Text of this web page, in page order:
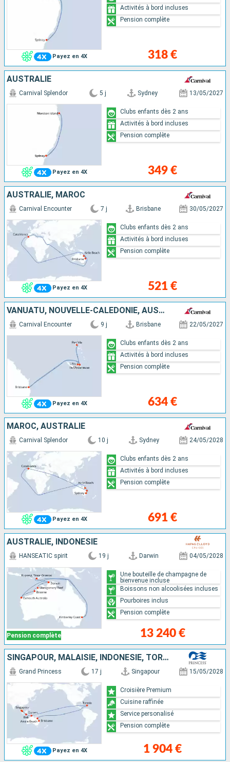
Payez en 4X 318 €
Activités à bord incluses
Pension complète
AUSTRALIE
Payez en 4X
Carnival Splendor 5 j Sydney 13/05/2027
349 €
Clubs enfants dès 2 ans
Activités à bord incluses
Pension complète
AUSTRALIE, MAROC
Payez en 4X
Carnival Encounter 7 j Brisbane 30/05/2027
521 €
Clubs enfants dès 2 ans
Activités à bord incluses
Pension complète
VANUATU, NOUVELLE-CALÉDONIE, AUSTRALIE
Payez en 4X
Carnival Encounter 9 j Brisbane 22/05/2027
634 €
Clubs enfants dès 2 ans
Activités à bord incluses
Pension complète
MAROC, AUSTRALIE
Payez en 4X
Carnival Splendor 10 j Sydney 24/05/2028
691 €
Clubs enfants dès 2 ans
Activités à bord incluses
Pension complète
AUSTRALIE, INDONÉSIE
Pension complète
HANSEATIC spirit 19 j Darwin 04/05/2028
13 240 €
Une bouteille de champagne de
bienvenue incluse
Boissons non alcoolisées incluses
Pourboires inclus
Pension complète
SINGAPOUR, MALAISIE, INDONÉSIE, TORTOLA, AUSTRALIE
Payez en 4X
Grand Princess 17 j Singapour 15/05/2028
1 904 €
Croisière Premium
Cuisine raffinée
Service personalisé
Pension complète